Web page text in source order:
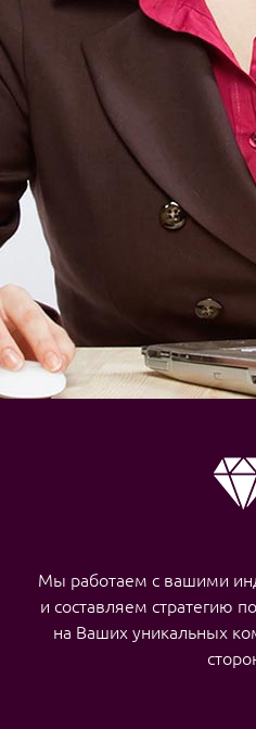
Мы работаем с вашими
и составляем стратегию
на Ваших уникальных